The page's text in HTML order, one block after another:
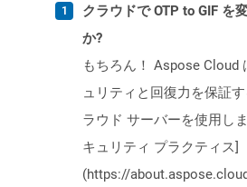
クラウドで OTP to GIF を
か?
もちろん！ Aspose Cloud
ュリティと回復力を保証
ラウド サーバーを使用し
キュリティ プラクティス]
(https://